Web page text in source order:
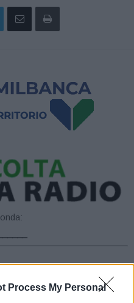
Process My Personal
di sereno al mattino.